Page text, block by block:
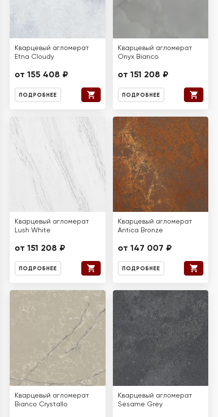
Кварцевый агломерат
Etna Cloudy
от 155 408 ₽
ПОДРОБНЕЕ
Кварцевый агломерат
Onyx Bianco
от 151 208 ₽
ПОДРОБНЕЕ
Кварцевый агломерат
Lush White
от 151 208 ₽
ПОДРОБНЕЕ
Кварцевый агломерат
Antica Bronze
от 147 007 ₽
ПОДРОБНЕЕ
Кварцевый агломерат
Bianco Crystallo
Кварцевый агломерат
Sesame Grey